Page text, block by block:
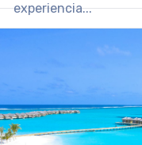
experiencia...